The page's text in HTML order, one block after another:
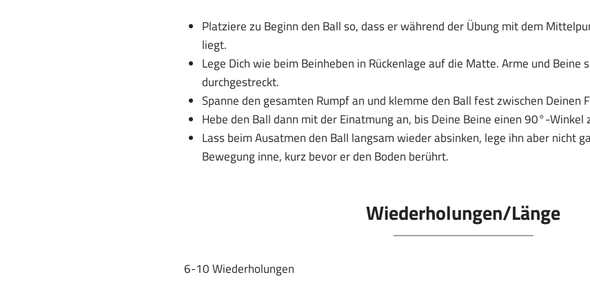
Platziere zu Beginn den Ball so, dass er während der Übung mit dem
liegt.
Lege Dich wie beim Beinheben in Rückenlage auf die Matte. Arme und Beine
durchgestreckt.
Spanne den gesamten Rumpf an und klemme den Ball fest zwischen Deinen
Hebe den Ball dann mit der Einatmung an, bis Deine Beine einen 90°-Winkel
Lass beim Ausatmen den Ball langsam wieder absinken, lege ihn aber nicht
Bewegung inne, kurz bevor er den Boden berührt.
Wiederholungen/Länge
6-10 Wiederholungen